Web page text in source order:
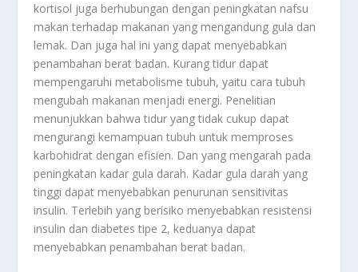
kortisol juga berhubungan dengan peningkatan nafsu
makan terhadap makanan yang mengandung gula dan
lemak. Dan juga hal ini yang dapat menyebabkan
penambahan berat badan. Kurang tidur dapat
mempengaruhi metabolisme tubuh, yaitu cara tubuh
mengubah makanan menjadi energi. Penelitian
menunjukkan bahwa tidur yang tidak cukup dapat
mengurangi kemampuan tubuh untuk memproses
karbohidrat dengan efisien. Dan yang mengarah pada
peningkatan kadar gula darah. Kadar gula darah yang
tinggi dapat menyebabkan penurunan sensitivitas
insulin. Terlebih yang berisiko menyebabkan resistensi
insulin dan diabetes tipe 2, keduanya dapat
menyebabkan penambahan berat badan.